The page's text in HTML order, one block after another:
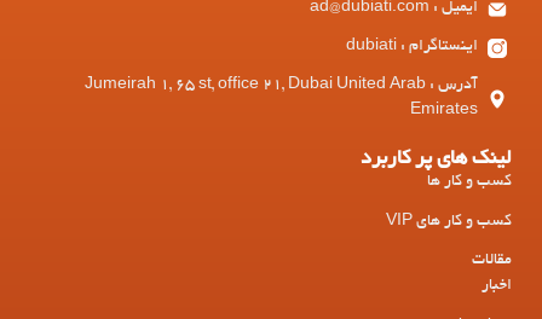
ایمیل : ad@dubiati.com
اینستاگرام : dubiati
آدرس : Jumeirah 1, 65 st, office 21, Dubai United Arab
Emirates
لینک های پر کاربرد
کسب و کار ها
کسب و کار های VIP
مقالات
اخبار